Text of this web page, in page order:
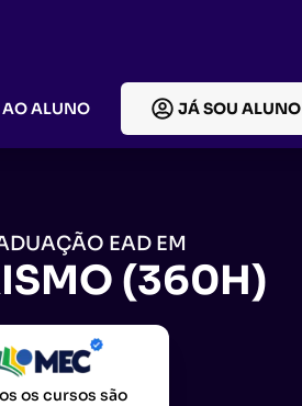
AO ALUNO JÁ SOU ALUNO
EAD EM
(360H)
os cursos são